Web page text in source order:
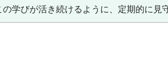
の学びが活き続けるように、定期的に見